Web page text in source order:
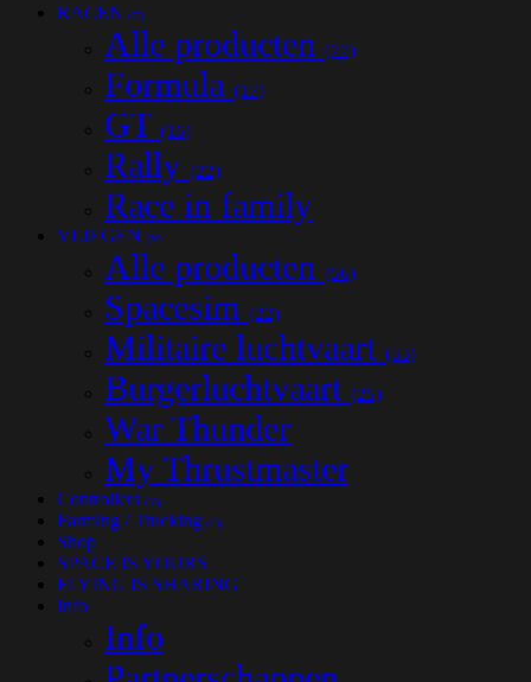
RACEN (77)
Alle producten (77)
Formula (17)
GT (16)
Rally (22)
Race in family
VLIEGEN (56)
Alle producten (56)
Spacesim (22)
Militaire luchtvaart (33)
Burgerluchtvaart (25)
War Thunder
My Thrustmaster
Controllers (33)
Farming / Trucking (13)
Shop
SPACE IS YOURS
FLYING IS SHARING
Info
Info